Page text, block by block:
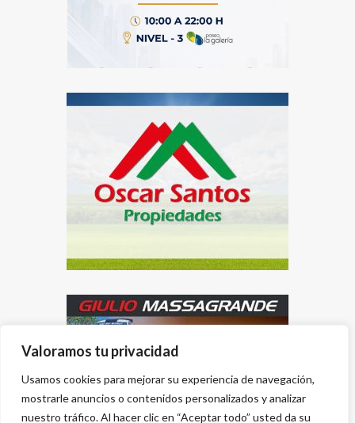
Valoramos tu privacidad
Usamos cookies para mejorar su experiencia de navegación,
mostrarle anuncios o contenidos personalizados y analizar
nuestro tráfico. Al hacer clic en “Aceptar todo” usted da su